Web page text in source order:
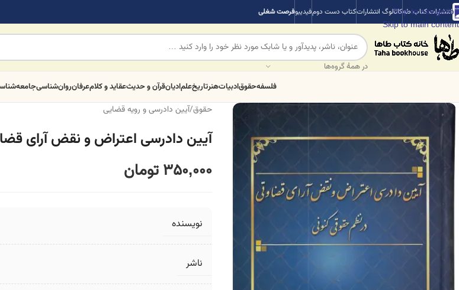
Skip to navigation
Skip to main content
انتشارات کتاب طهکاتالوگ انتشاراتکتاب دست دومفیدیبوفرصت شغلی
در همهٔ گروه‌ها
فلسفهحقوقادبیاتهنرتاریخعلمادیانقرآن و حدیثعقاید و کلامعرفانروان‌شناسی
حقوق/آیین دادرسی و رویه قضایی
آیین دادرسی اعتراض و نقض آرای
350,000 تومان
نویسنده
ناشر